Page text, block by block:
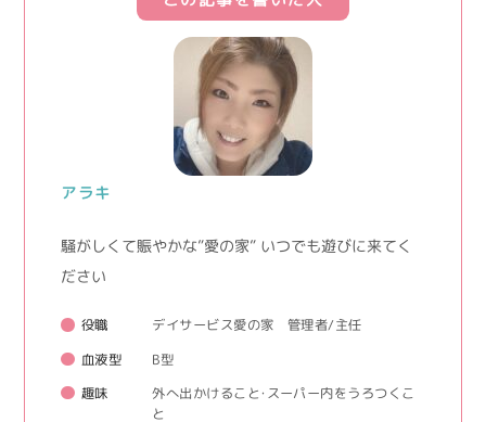
アラキ
騒がしくて賑やかな”愛の家” いつでも遊びに来てく
ださい
役職 デイサービス愛の家 管理者/主任
血液型 B型
趣味
外へ出かけること・スーパー内をうろつくこ
と